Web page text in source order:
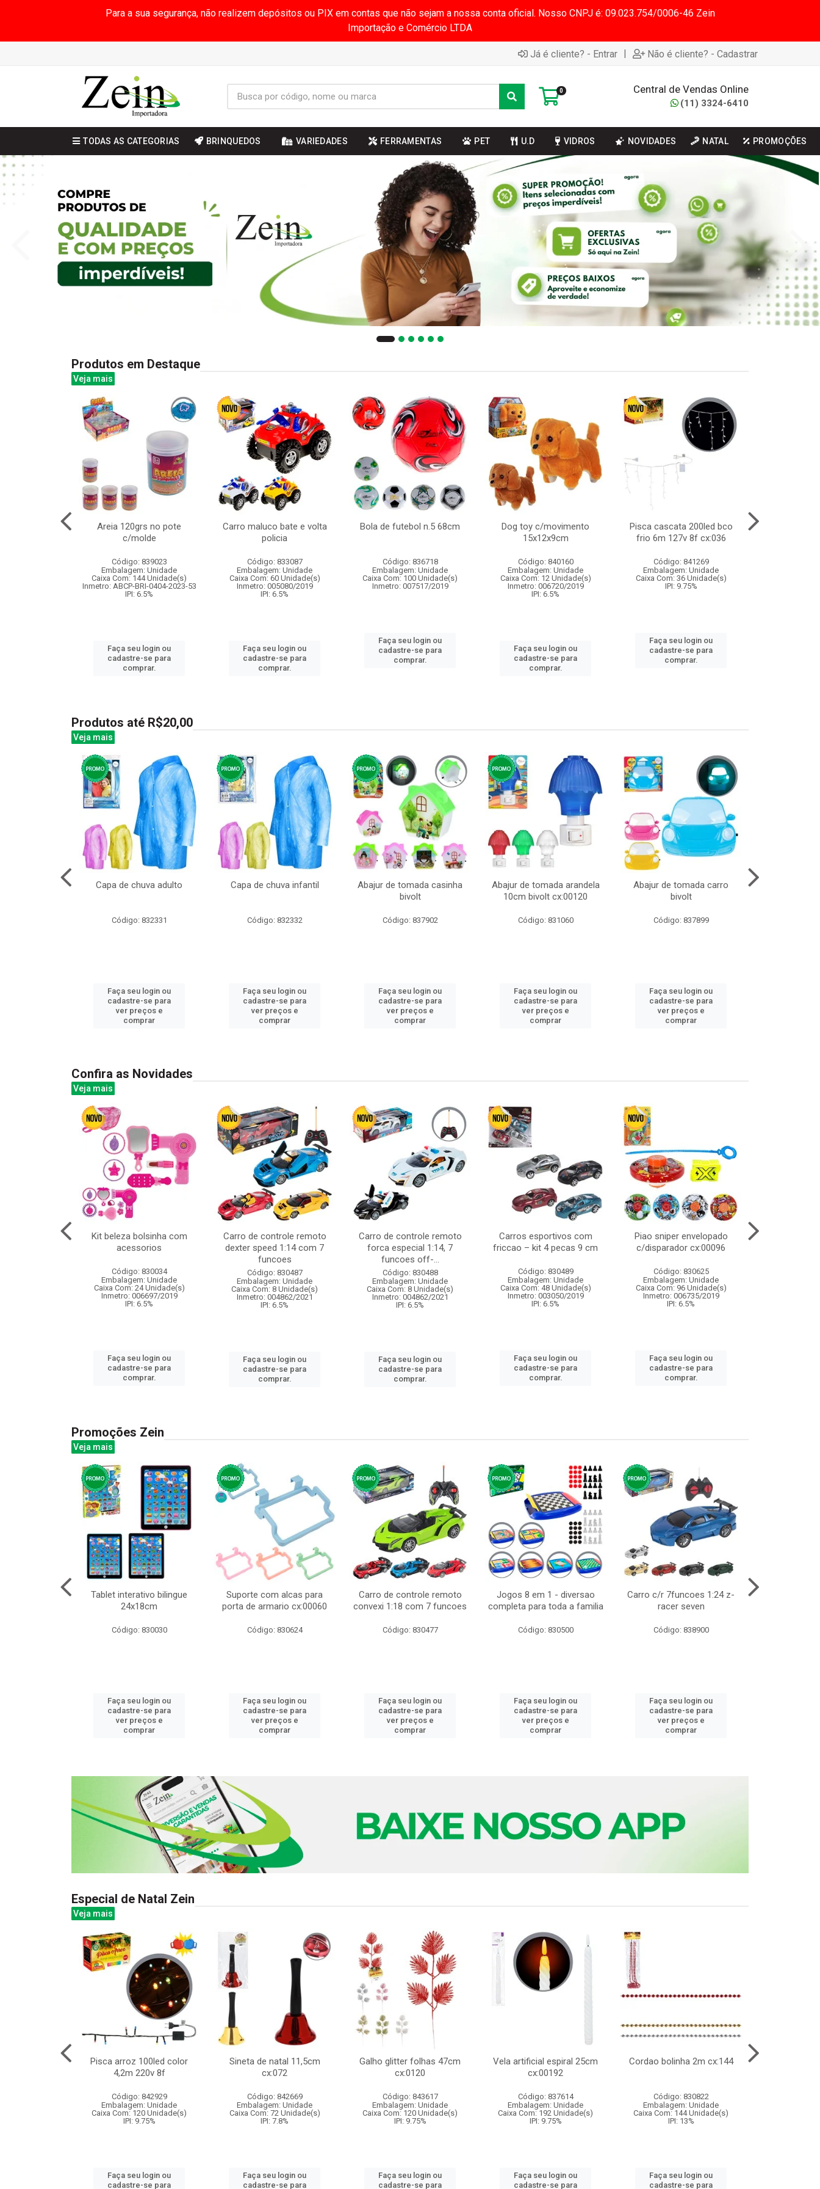
Para a sua segurança, não realizem depósitos ou PIX em contas que não sejam a nossa conta oficial. Nosso CNPJ é: 09.023.754/0006-46 Zein
Importação e Comércio LTDA
Já é cliente? - Entrar | Não é cliente? - Cadastrar
0 Central de Vendas Online
(11) 3324-6410
TODAS AS CATEGORIAS BRINQUEDOS VARIEDADES FERRAMENTAS PET U.D VIDROS NOVIDADES NATAL PROMOÇÕES
Produtos em Destaque
Veja mais
Areia 120grs no pote
c/molde
Código: 839023
Embalagem: Unidade
Caixa Com: 144 Unidade(s)
Inmetro: ABCP-BRI-0404-2023-53
IPI: 6.5%
Faça seu login ou
cadastre-se para
comprar.
Carro maluco bate e volta
policia
Código: 833087
Embalagem: Unidade
Caixa Com: 60 Unidade(s)
Inmetro: 005080/2019
IPI: 6.5%
Faça seu login ou
cadastre-se para
comprar.
Bola de futebol n.5 68cm
Código: 836718
Embalagem: Unidade
Caixa Com: 100 Unidade(s)
Inmetro: 007517/2019
Faça seu login ou
cadastre-se para
comprar.
Dog toy c/movimento
15x12x9cm
Código: 840160
Embalagem: Unidade
Caixa Com: 12 Unidade(s)
Inmetro: 006720/2019
IPI: 6.5%
Faça seu login ou
cadastre-se para
comprar.
Pisca cascata 200led bco
frio 6m 127v 8f cx:036
Código: 841269
Embalagem: Unidade
Caixa Com: 36 Unidade(s)
IPI: 9.75%
Faça seu login ou
cadastre-se para
comprar.
Produtos até R$20,00
Veja mais
Capa de chuva adulto
Código: 832331
Faça seu login ou
cadastre-se para
ver preços e
comprar
Capa de chuva infantil
Código: 832332
Faça seu login ou
cadastre-se para
ver preços e
comprar
Abajur de tomada casinha
bivolt
Código: 837902
Faça seu login ou
cadastre-se para
ver preços e
comprar
Abajur de tomada arandela
10cm bivolt cx:00120
Código: 831060
Faça seu login ou
cadastre-se para
ver preços e
comprar
Abajur de tomada carro
bivolt
Código: 837899
Faça seu login ou
cadastre-se para
ver preços e
comprar
Confira as Novidades
Veja mais
Kit beleza bolsinha com
acessorios
Código: 830034
Embalagem: Unidade
Caixa Com: 24 Unidade(s)
Inmetro: 006697/2019
IPI: 6.5%
Faça seu login ou
cadastre-se para
comprar.
Carro de controle remoto
dexter speed 1:14 com 7
funcoes
Código: 830487
Embalagem: Unidade
Caixa Com: 8 Unidade(s)
Inmetro: 004862/2021
IPI: 6.5%
Faça seu login ou
cadastre-se para
comprar.
Carro de controle remoto
forca especial 1:14, 7
funcoes off-...
Código: 830488
Embalagem: Unidade
Caixa Com: 8 Unidade(s)
Inmetro: 004862/2021
IPI: 6.5%
Faça seu login ou
cadastre-se para
comprar.
Carros esportivos com
friccao – kit 4 pecas 9 cm
Código: 830489
Embalagem: Unidade
Caixa Com: 48 Unidade(s)
Inmetro: 003050/2019
IPI: 6.5%
Faça seu login ou
cadastre-se para
comprar.
Piao sniper envelopado
c/disparador cx:00096
Código: 830625
Embalagem: Unidade
Caixa Com: 96 Unidade(s)
Inmetro: 006735/2019
IPI: 6.5%
Faça seu login ou
cadastre-se para
comprar.
Promoções Zein
Veja mais
Tablet interativo bilingue
24x18cm
Código: 830030
Faça seu login ou
cadastre-se para
ver preços e
comprar
Suporte com alcas para
porta de armario cx:00060
Código: 830624
Faça seu login ou
cadastre-se para
ver preços e
comprar
Carro de controle remoto
convexi 1:18 com 7 funcoes
Código: 830477
Faça seu login ou
cadastre-se para
ver preços e
comprar
Jogos 8 em 1 - diversao
completa para toda a familia
Código: 830500
Faça seu login ou
cadastre-se para
ver preços e
comprar
Carro c/r 7funcoes 1:24 z-
racer seven
Código: 838900
Faça seu login ou
cadastre-se para
ver preços e
comprar
Especial de Natal Zein
Veja mais
Pisca arroz 100led color
4,2m 220v 8f
Código: 842929
Embalagem: Unidade
Caixa Com: 120 Unidade(s)
IPI: 9.75%
Faça seu login ou
cadastre-se para
Sineta de natal 11,5cm
cx:072
Código: 842669
Embalagem: Unidade
Caixa Com: 72 Unidade(s)
IPI: 7.8%
Faça seu login ou
cadastre-se para
Galho glitter folhas 47cm
cx:0120
Código: 843617
Embalagem: Unidade
Caixa Com: 120 Unidade(s)
IPI: 9.75%
Faça seu login ou
cadastre-se para
Vela artificial espiral 25cm
cx:00192
Código: 837614
Embalagem: Unidade
Caixa Com: 192 Unidade(s)
IPI: 9.75%
Faça seu login ou
cadastre-se para
Cordao bolinha 2m cx:144
Código: 830822
Embalagem: Unidade
Caixa Com: 144 Unidade(s)
IPI: 13%
Faça seu login ou
cadastre-se para